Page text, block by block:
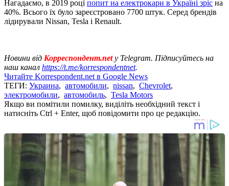
Нагадаємо, в 2019 році попит на електрокари в Україні зріс на
40%. Всього їх було зареєстровано 7700 штук. Серед брендів
лідирували Nissan, Tesla і Renault.
Новини від Корреспондент.net у Telegram. Підписуйтесь на
наш канал https://t.me/korrespondentnet.
Читайте Korrespondent.net в Google News
ТЕГИ: Украина, автомобили, nissan, Chevrolet,
электромобили, автомобиль, Tesla Motors
Якщо ви помітили помилку, виділіть необхідний текст і
натисніть Ctrl + Enter, щоб повідомити про це редакцію.